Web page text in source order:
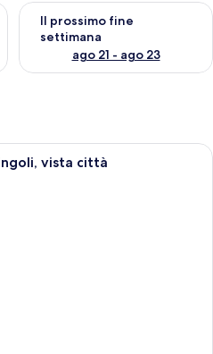
fine settimana, ago 14 -
Il prossimo fine
settimana
ago 21 - ago 23
Verifica la disponibilità per il
Camera d'albergo con due letti,
vista città